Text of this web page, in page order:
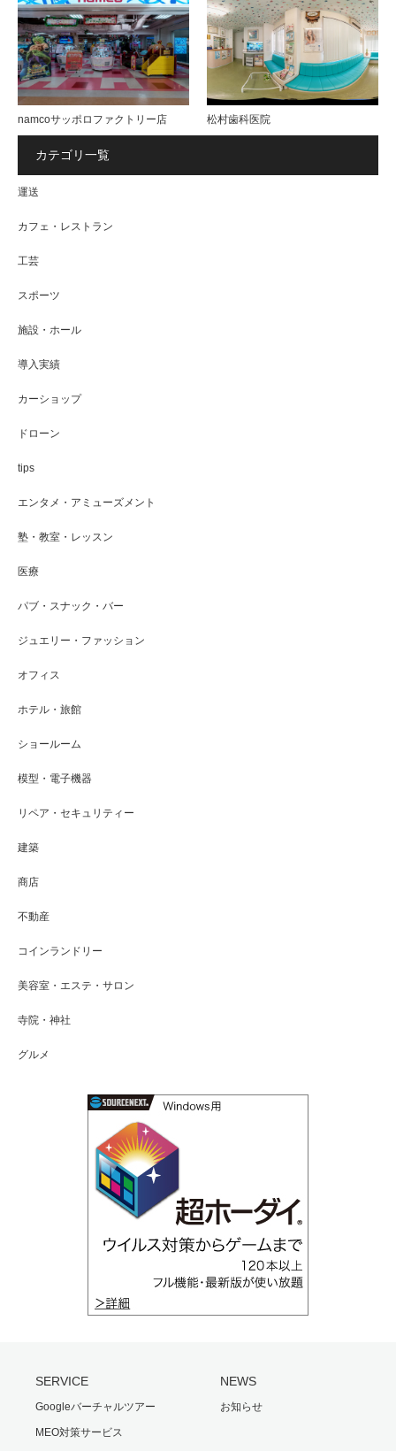
namcoサッポロファクトリー店 松村歯科医院
カテゴリ一覧
運送
カフェ・レストラン
工芸
スポーツ
施設・ホール
導入実績
カーショップ
ドローン
tips
エンタメ・アミューズメント
塾・教室・レッスン
医療
パブ・スナック・バー
ジュエリー・ファッション
オフィス
ホテル・旅館
ショールーム
模型・電子機器
リペア・セキュリティー
建築
商店
不動産
コインランドリー
美容室・エステ・サロン
寺院・神社
グルメ
SERVICE
Googleバーチャルツアー
MEO対策サービス
NEWS
お知らせ